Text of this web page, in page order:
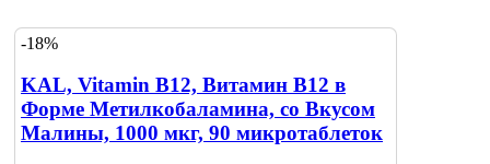
-18%
KAL, Vitamin B12, Витамин B12 в
Форме Метилкобаламина, со Вкусом
Малины, 1000 мкг, 90 микротаблеток